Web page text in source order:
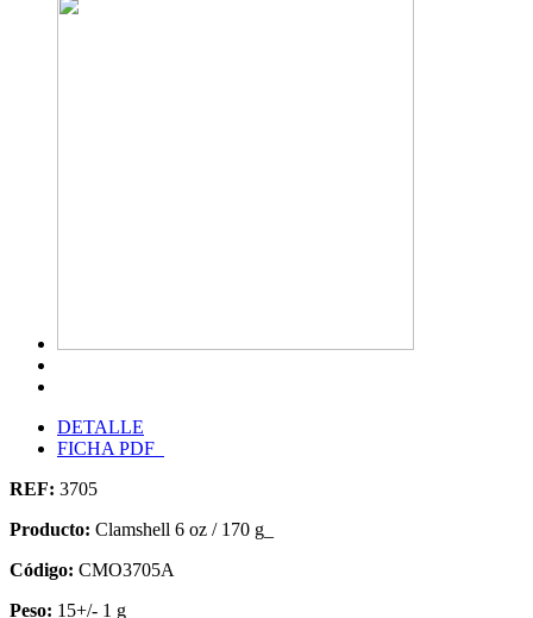
DETALLE
FICHA PDF
REF: 3705
Producto: Clamshell 6 oz / 170 g_
Código: CMO3705A
Peso: 15+/- 1 g